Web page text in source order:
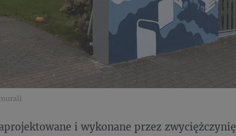
i wykonane przez zwyciężczynię